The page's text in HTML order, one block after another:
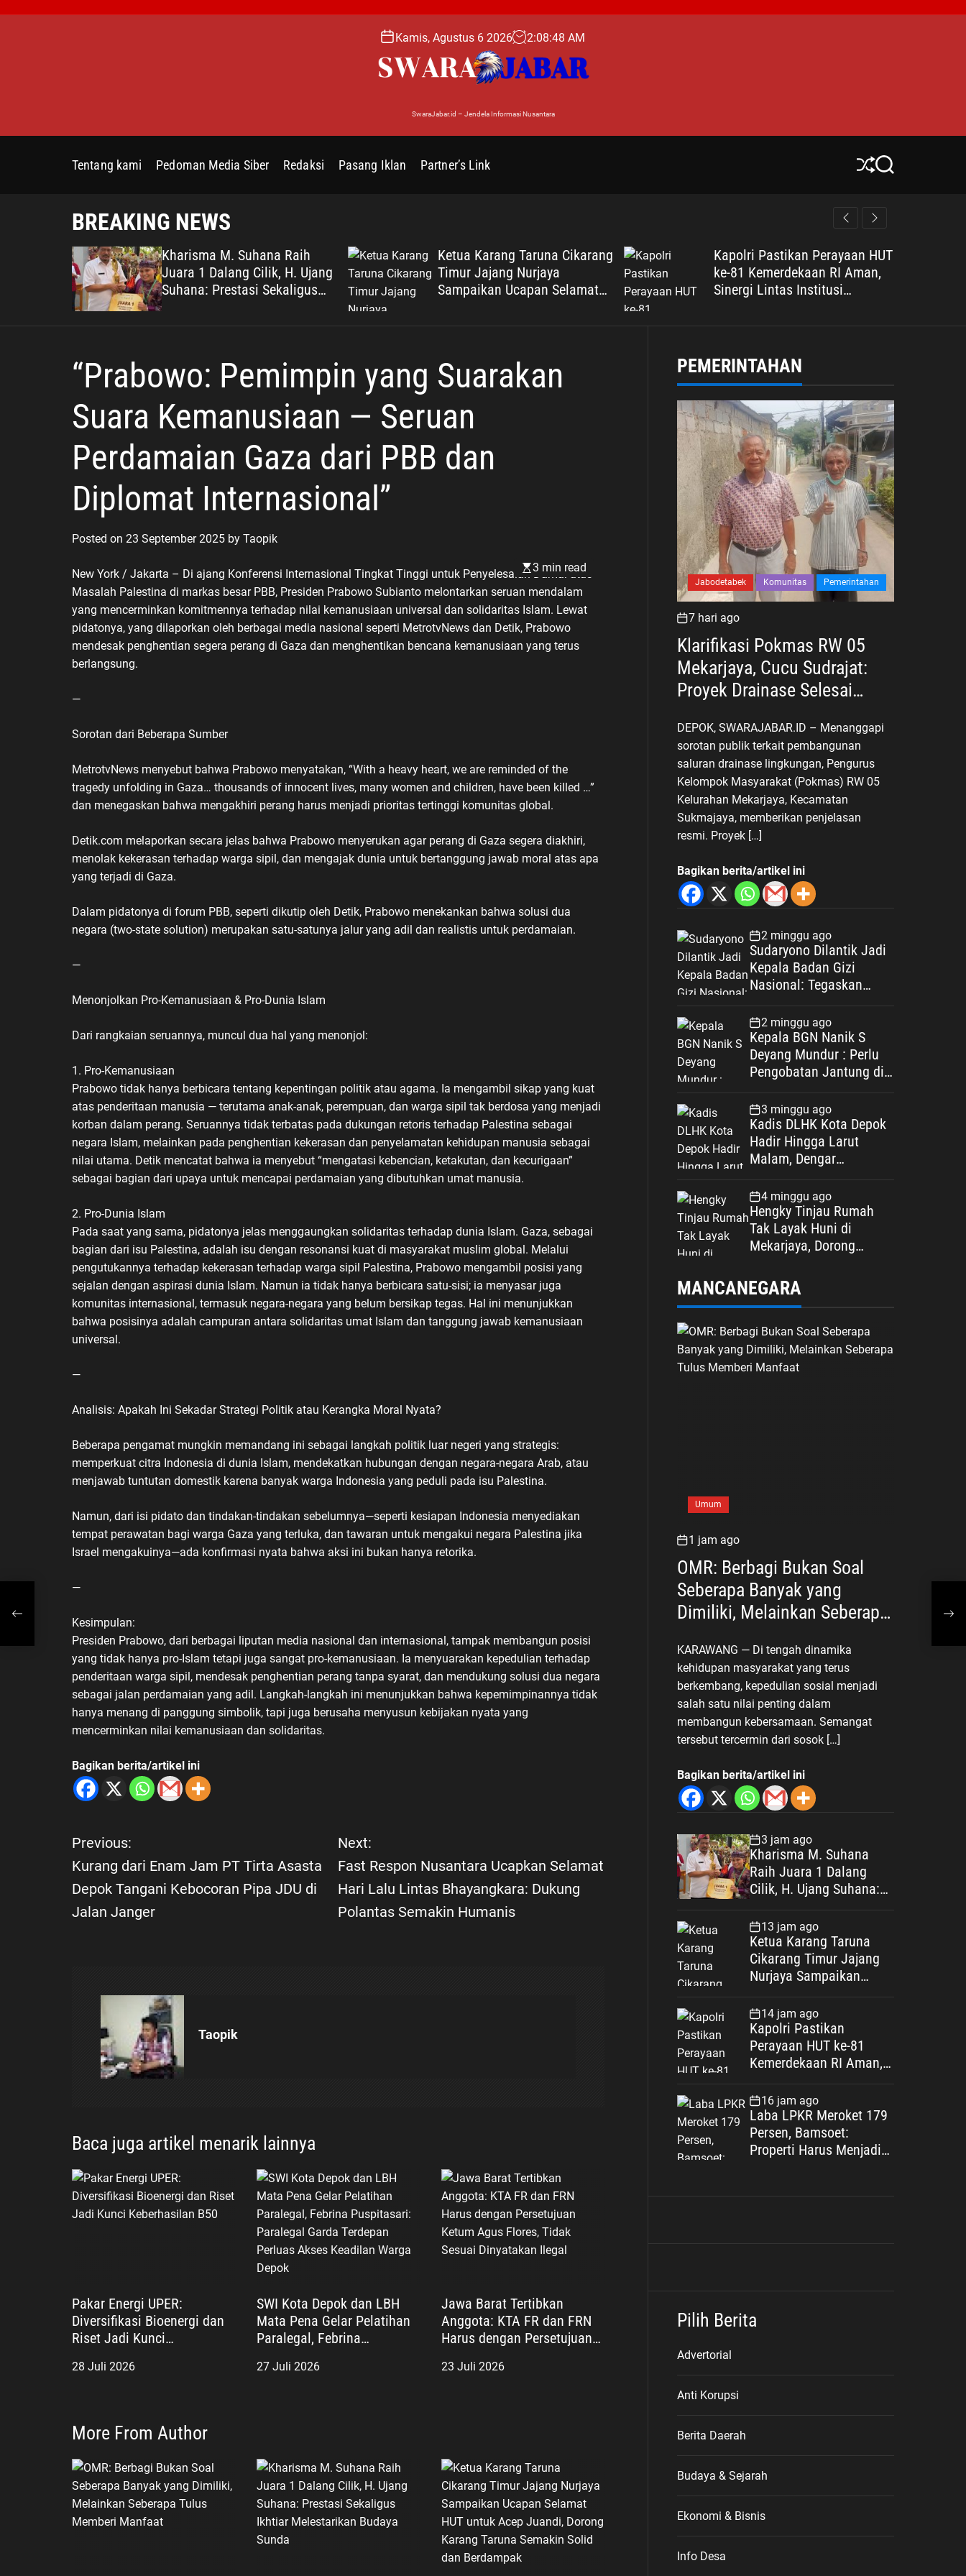
o
Kamis, Agustus 6 2026 2:08:49 AM
SwaraJabar.id – Jendela Informasi Nusantara
Tentang kami Pedoman Media Siber Redaksi Pasang Iklan Partner’s Link
S
S
r
BREAKING NEWS
Kharisma M. Suhana Raih
Juara 1 Dalang Cilik, H. Ujang
Suhana: Prestasi Sekaligus
Ikhtiar Melestarikan Budaya
Ketua Karang Taruna Cikarang
Timur Jajang Nurjaya
Sampaikan Ucapan Selamat
Kapolri Pastikan Perayaan HUT
ke-81 Kemerdekaan RI Aman,
Sinergi Lintas Institusi
“Prabowo: Pemimpin yang Suarakan
Suara Kemanusiaan — Seruan
Perdamaian Gaza dari PBB dan
Diplomat Internasional”
Posted on 23 September 2025 by Taopik
3 min read
New York / Jakarta – Di ajang Konferensi Internasional Tingkat Tinggi untuk Penyelesaian Damai atas
Masalah Palestina di markas besar PBB, Presiden Prabowo Subianto melontarkan seruan mendalam
yang mencerminkan komitmennya terhadap nilai kemanusiaan universal dan solidaritas Islam. Lewat
pidatonya, yang dilaporkan oleh berbagai media nasional seperti MetrotvNews dan Detik, Prabowo
mendesak penghentian segera perang di Gaza dan menghentikan bencana kemanusiaan yang terus
berlangsung.
—
Sorotan dari Beberapa Sumber
MetrotvNews menyebut bahwa Prabowo menyatakan, “With a heavy heart, we are reminded of the
tragedy unfolding in Gaza… thousands of innocent lives, many women and children, have been killed …”
dan menegaskan bahwa mengakhiri perang harus menjadi prioritas tertinggi komunitas global.
Detik.com melaporkan secara jelas bahwa Prabowo menyerukan agar perang di Gaza segera diakhiri,
menolak kekerasan terhadap warga sipil, dan mengajak dunia untuk bertanggung jawab moral atas apa
yang terjadi di Gaza.
Dalam pidatonya di forum PBB, seperti dikutip oleh Detik, Prabowo menekankan bahwa solusi dua
negara (two-state solution) merupakan satu-satunya jalur yang adil dan realistis untuk perdamaian.
—
Menonjolkan Pro-Kemanusiaan & Pro-Dunia Islam
Dari rangkaian seruannya, muncul dua hal yang menonjol:
1. Pro-Kemanusiaan
Prabowo tidak hanya berbicara tentang kepentingan politik atau agama. Ia mengambil sikap yang kuat
atas penderitaan manusia — terutama anak-anak, perempuan, dan warga sipil tak berdosa yang menjadi
korban dalam perang. Seruannya tidak terbatas pada dukungan retoris terhadap Palestina sebagai
negara Islam, melainkan pada penghentian kekerasan dan penyelamatan kehidupan manusia sebagai
nilai utama. Detik mencatat bahwa ia menyebut “mengatasi kebencian, ketakutan, dan kecurigaan”
sebagai bagian dari upaya untuk mencapai perdamaian yang dibutuhkan umat manusia.
2. Pro-Dunia Islam
Pada saat yang sama, pidatonya jelas menggaungkan solidaritas terhadap dunia Islam. Gaza, sebagai
bagian dari isu Palestina, adalah isu dengan resonansi kuat di masyarakat muslim global. Melalui
pengutukannya terhadap kekerasan terhadap warga sipil Palestina, Prabowo mengambil posisi yang
sejalan dengan aspirasi dunia Islam. Namun ia tidak hanya berbicara satu-sisi; ia menyasar juga
komunitas internasional, termasuk negara-negara yang belum bersikap tegas. Hal ini menunjukkan
bahwa posisinya adalah campuran antara solidaritas umat Islam dan tanggung jawab kemanusiaan
universal.
—
Analisis: Apakah Ini Sekadar Strategi Politik atau Kerangka Moral Nyata?
Beberapa pengamat mungkin memandang ini sebagai langkah politik luar negeri yang strategis:
memperkuat citra Indonesia di dunia Islam, mendekatkan hubungan dengan negara-negara Arab, atau
menjawab tuntutan domestik karena banyak warga Indonesia yang peduli pada isu Palestina.
Namun, dari isi pidato dan tindakan-tindakan sebelumnya—seperti kesiapan Indonesia menyediakan
tempat perawatan bagi warga Gaza yang terluka, dan tawaran untuk mengakui negara Palestina jika
Israel mengakuinya—ada konfirmasi nyata bahwa aksi ini bukan hanya retorika.
—
Kesimpulan:
Presiden Prabowo, dari berbagai liputan media nasional dan internasional, tampak membangun posisi
yang tidak hanya pro-Islam tetapi juga sangat pro-kemanusiaan. Ia menyuarakan kepedulian terhadap
penderitaan warga sipil, mendesak penghentian perang tanpa syarat, dan mendukung solusi dua negara
sebagai jalan perdamaian yang adil. Langkah-langkah ini menunjukkan bahwa kepemimpinannya tidak
hanya menang di panggung simbolik, tapi juga berusaha menyusun kebijakan nyata yang
mencerminkan nilai kemanusiaan dan solidaritas.
Bagikan berita/artikel ini
N
a
v
o
s
Previous:
Kurang dari Enam Jam PT Tirta Asasta
Depok Tangani Kebocoran Pipa JDU di
Jalan Janger
Next:
Fast Respon Nusantara Ucapkan Selamat
Hari Lalu Lintas Bhayangkara: Dukung
Polantas Semakin Humanis
Taopik
Baca juga artikel menarik lainnya
Pakar Energi UPER:
Diversifikasi Bioenergi dan
Riset Jadi Kunci
28 Juli 2026
SWI Kota Depok dan LBH
Mata Pena Gelar Pelatihan
Paralegal, Febrina
Garda Terdepan Perluas
27 Juli 2026
Jawa Barat Tertibkan
Anggota: KTA FR dan FRN
Harus dengan Persetujuan
Sesuai Dinyatakan Ilegal
23 Juli 2026
More From Author
PEMERINTAHAN
Jabodetabek Komunitas Pemerintahan
7 hari ago
Klarifikasi Pokmas RW 05
Mekarjaya, Cucu Sudrajat:
Proyek Drainase Selesai
DEPOK, SWARAJABAR.ID – Menanggapi
sorotan publik terkait pembangunan
saluran drainase lingkungan, Pengurus
Kelompok Masyarakat (Pokmas) RW 05
Kelurahan Mekarjaya, Kecamatan
Sukmajaya, memberikan penjelasan
resmi. Proyek […]
Bagikan berita/artikel ini
2 minggu ago
Sudaryono Dilantik Jadi
Kepala Badan Gizi
Nasional: Tegaskan
Kepentingan
2 minggu ago
Kepala BGN Nanik S
Deyang Mundur : Perlu
Pengobatan Jantung di
3 minggu ago
Kadis DLHK Kota Depok
Hadir Hingga Larut
Malam, Dengar
Retribusi Sampah di
Mekarjaya
4 minggu ago
Hengky Tinjau Rumah
Tak Layak Huni di
Mekarjaya, Dorong
BTT dan CSR
MANCANEGARA
Umum
1 jam ago
OMR: Berbagi Bukan Soal
Seberapa Banyak yang
Dimiliki, Melainkan Seberapa
KARAWANG — Di tengah dinamika
kehidupan masyarakat yang terus
berkembang, kepedulian sosial menjadi
salah satu nilai penting dalam
membangun kebersamaan. Semangat
tersebut tercermin dari sosok […]
Bagikan berita/artikel ini
3 jam ago
Kharisma M. Suhana
Raih Juara 1 Dalang
Cilik, H. Ujang Suhana:
Ikhtiar Melestarikan
Budaya Sunda
13 jam ago
Ketua Karang Taruna
Cikarang Timur Jajang
Nurjaya Sampaikan
untuk Acep Juandi,
Dorong Karang Taruna
Semakin Solid dan
Berdampak
14 jam ago
Kapolri Pastikan
Perayaan HUT ke-81
Kemerdekaan RI Aman,
Diperkuat
16 jam ago
Laba LPKR Meroket 179
Persen, Bamsoet:
Properti Harus Menjadi
Pilih Berita
Advertorial
Anti Korupsi
Berita Daerah
Budaya & Sejarah
Ekonomi & Bisnis
Info Desa